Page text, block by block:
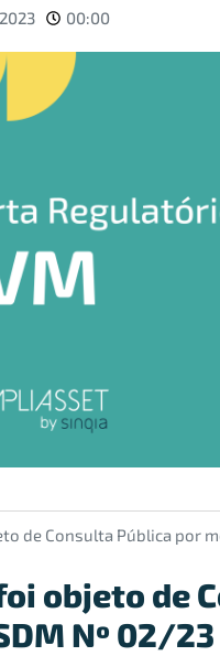
00:00
de Consulta Pública por
objeto de
Nº 02/23